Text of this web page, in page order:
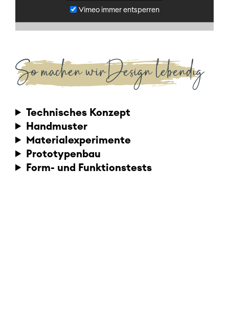
Vimeo immer entsperren
So machen wir Design lebendig
Technisches Konzept
Handmuster
Materialexperimente
Prototypenbau
Form- und Funktionstests